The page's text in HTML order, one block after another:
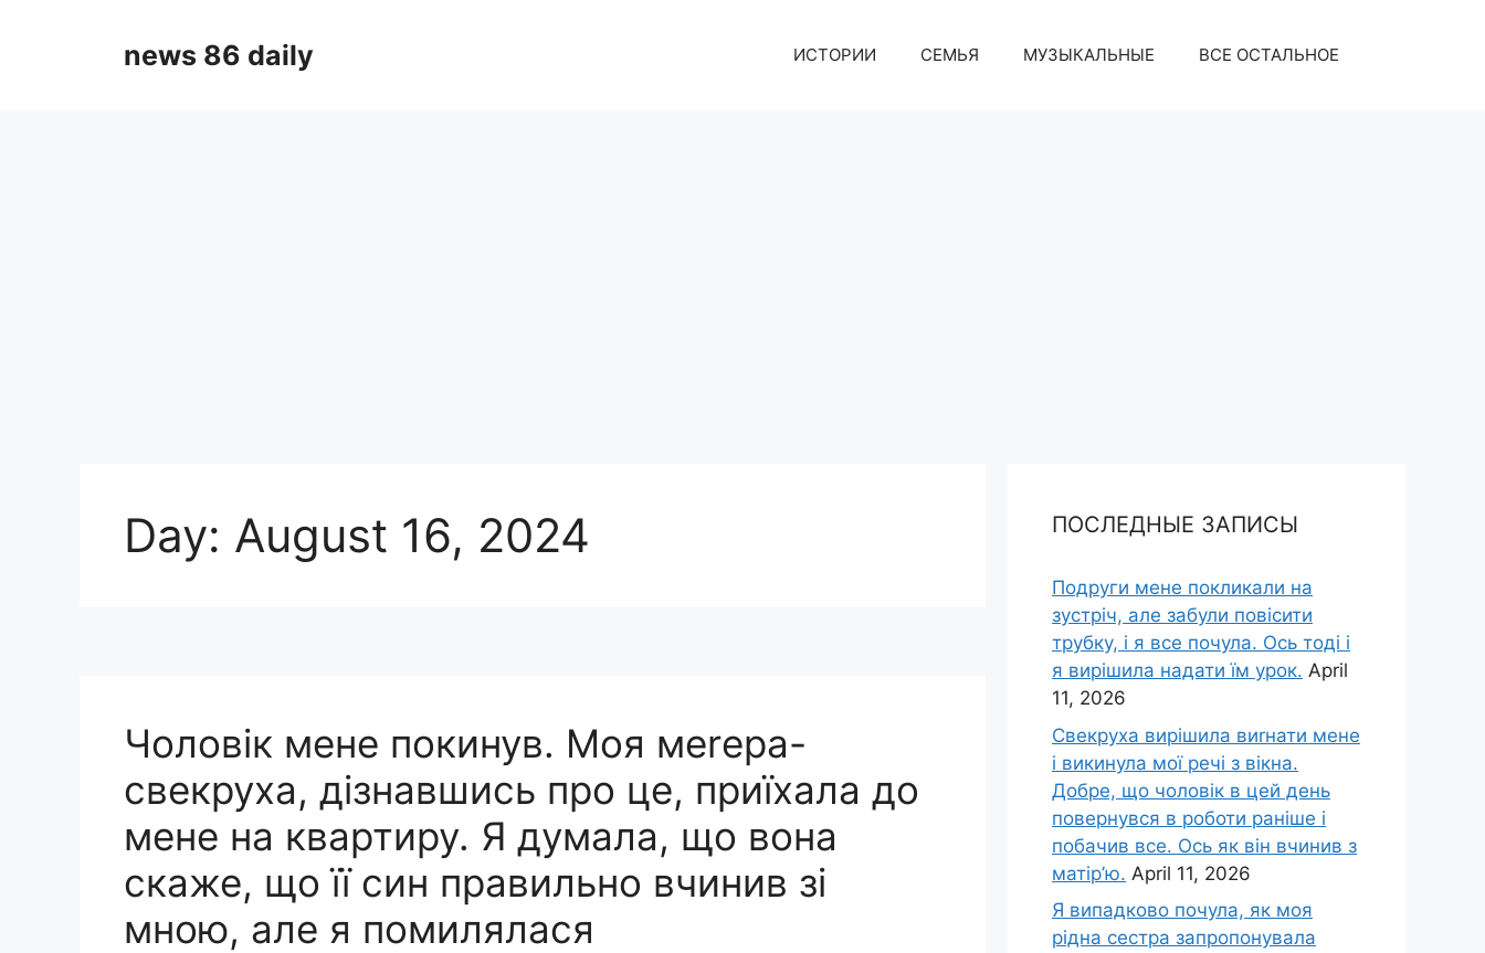
news 86 daily ИСТОРИИ СЕМЬЯ МУЗЫКАЛЬНЫЕ ВСЕ ОСТАЛЬНОЕ
Day: August 16, 2024
Чоловік мене покинув. Моя меrера-
свекруха, дізнавшись про це, приїхала до
мене на квартиру. Я думала, що вона
скаже, що її син правильно вчинив зі
мною, але я помилялася
ПОСЛЕДНЫЕ ЗАПИСЫ
Подруги мене покликали на
зустріч, але забули повісити
трубку, і я все почула. Ось тоді і
я вирішила надати їм урок. April
11, 2026
Свекруха вирішила виrнати мене
і викинула мої речі з вікна.
Добре, що чоловік в цей день
повернувся в роботи раніше і
побачив все. Ось як він вчинив з
матір’ю. April 11, 2026
Я випадково почула, як моя
рідна сестра запропонувала